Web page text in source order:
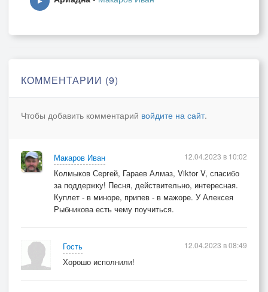
КОММЕНТАРИИ (9)
Чтобы добавить комментарий войдите на сайт.
Макаров Иван
Колмыков Сергей, Гараев Алмаз, Viktor V, спасибо
за поддержку! Песня, действительно, интересная.
Куплет - в миноре, припев - в мажоре. У Алексея
Рыбникова есть чему поучиться.
12.04.2023 в 10:02
Гость
Хорошо исполнили!
12.04.2023 в 08:49